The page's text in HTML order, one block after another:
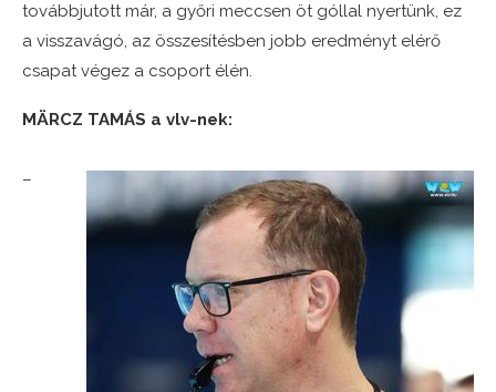
továbbjutott már, a győri meccsen öt góllal nyertünk, ez
a visszavágó, az összesítésben jobb eredményt elérő
csapat végez a csoport élén.
MÄRCZ TAMÁS a vlv-nek:
–